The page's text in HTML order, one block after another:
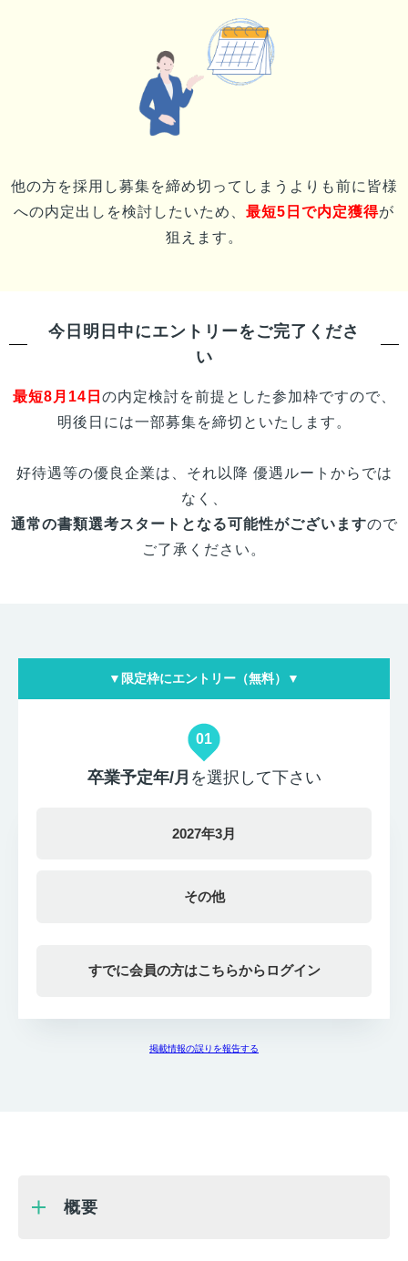
他の方を採用し募集を締め切ってしまうよりも前に 皆様
への内定出しを検討したいため、 最短5日で内定獲得が
狙えます。
今日明日中にエントリーをご完了くださ
い
最短8月14日 の内定検討を前提とした参加枠ですので、
明後日には一部募集を締切といたします。
好待遇等の優良企業は、それ以降 優遇ルートからでは
なく、
通常の書類選考スタートとなる可能性がございますので
ご了承ください。
▼限定枠にエントリー（無料）▼
01
卒業予定年/月 を選択して下さい
2027年3月
その他
すでに会員の方はこちらからログイン
掲載情報の誤りを報告する
概要